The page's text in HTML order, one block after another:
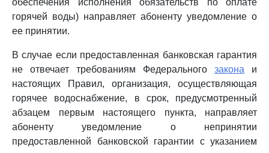
обеспечения исполнения обязательств по оплате
горячей воды) направляет абоненту уведомление о
ее принятии.
В случае если предоставленная банковская гарантия
не отвечает требованиям Федерального закона и
настоящих Правил, организация, осуществляющая
горячее водоснабжение, в срок, предусмотренный
абзацем первым настоящего пункта, направляет
абоненту уведомление о непринятии
предоставленной банковской гарантии с указанием